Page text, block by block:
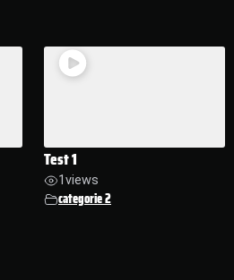
Test 1
1views
categorie 2